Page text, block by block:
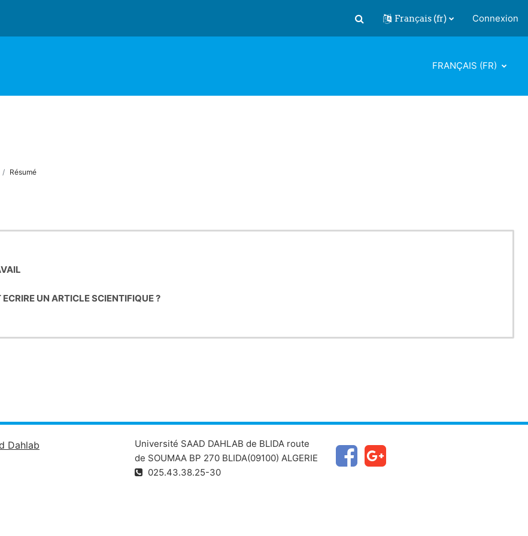
Activer/désactiver la saisie de
Français ‎(fr)‎ Connexion
FRANÇAIS ‎(FR)‎
Résumé
UN ARTICLE SCIENTIFIQUE ?
DESTAGE
Dahlab
Université SAAD DAHLAB de BLIDA route
de SOUMAA BP 270 BLIDA(09100) ALGERIE
025.43.38.25-30